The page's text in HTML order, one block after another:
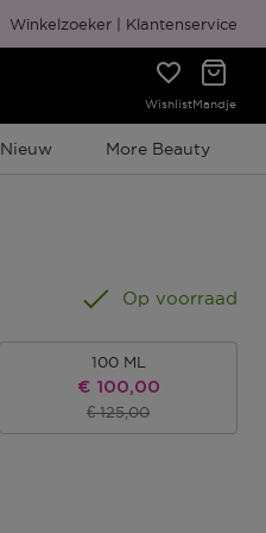
Winkelzoeker Klantenservice
WishlistMandje
Nieuw More Beauty
Op voorraad
100 ML
Kortingsprijs
€ 100,00
Productprijs
€ 125,00